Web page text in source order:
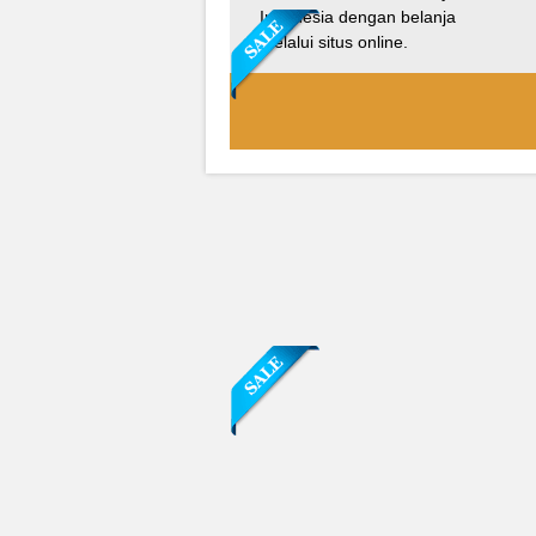
Indonesia dengan belanja
melalui situs online.